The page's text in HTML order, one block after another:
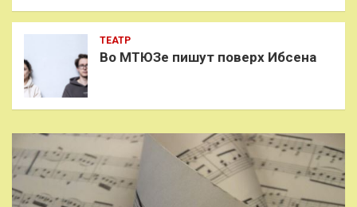
ТЕАТР
Во МТЮЗе пишут поверх Ибсена